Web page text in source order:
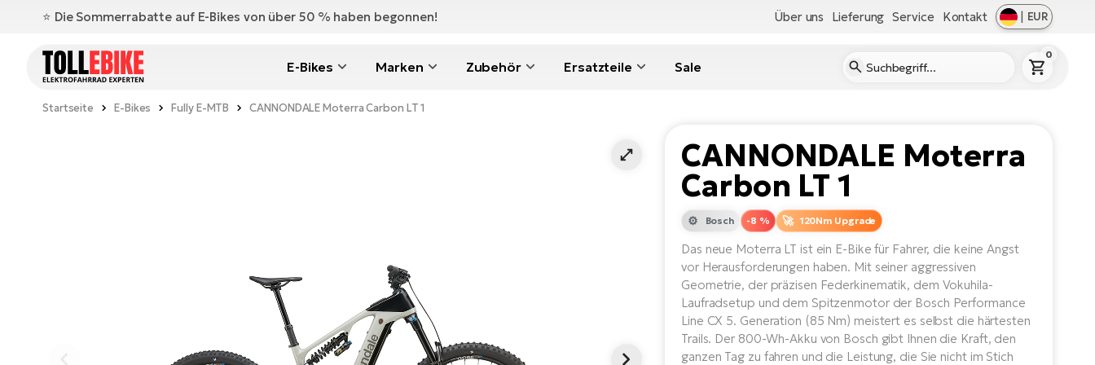
⭐️ Die Sommerrabatte auf E-Bikes von über 50 % haben begonnen! Über uns Lieferung Service Kontakt | EUR
E-Bikes Marken Zubehör Ersatzteile Sale
0
Startseite E-Bikes Fully E-MTB CANNONDALE Moterra Carbon LT 1
CANNONDALE Moterra
Carbon LT 1
-8 %
Bosch 120Nm Upgrade
Das neue Moterra LT ist ein E-Bike für Fahrer, die keine Angst
vor Herausforderungen haben. Mit seiner aggressiven
Geometrie, der präzisen Federkinematik, dem Vokuhila-
Laufradsetup und dem Spitzenmotor der Bosch Performance
Line CX 5. Generation (85 Nm) meistert es selbst die härtesten
Trails. Der 800-Wh-Akku von Bosch gibt Ihnen die Kraft, den
ganzen Tag zu fahren und die Leistung, die Sie nicht im Stich